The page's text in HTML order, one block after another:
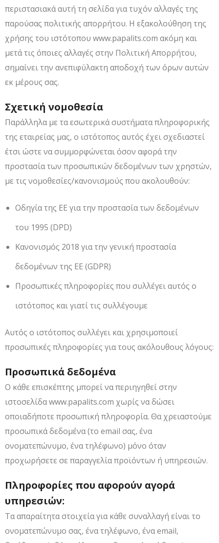
περιστασιακά αυτή τη σελίδα για τυχόν αλλαγές της
παρούσας πολιτικής απορρήτου. Η εξακολούθηση της
χρήσης του ιστότοπου www.papalits.com ακόμη και
μετά τις όποιες αλλαγές στην Πολιτική Απορρήτου,
σημαίνει την ανεπιφύλακτη αποδοχή των όρων αυτών
εκ μέρους σας.
Σχετική νομοθεσία
Παράλληλα με τα εσωτερικά συστήματα πληροφορικής
της εταιρείας μας, ο ιστότοπος αυτός έχει σχεδιαστεί
έτσι ώστε να συμμορφώνεται όσον αφορά την
προστασία των προσωπικών δεδομένων των χρηστών,
με τις νομοθεσίες/κανονισμούς που ακολουθούν:
Οδηγία της ΕΕ για την προστασία των δεδομένων
του 1995 (DPD)
Κανονισμός 2018 για την γενική προστασία
δεδομένων της ΕΕ (GDPR)
Προσωπικές πληροφορίες που συλλέγει αυτός ο
ιστότοπος και γιατί τις συλλέγουμε
Αυτός ο ιστότοπος συλλέγει και χρησιμοποιεί
προσωπικές πληροφορίες για τους ακόλουθους λόγους:
Προσωπικά δεδομένα
Ο κάθε επισκέπτης μπορεί να περιηγηθεί στην
ιστοσελίδα www.papalits.com χωρίς να δώσει
οποιαδήποτε προσωπική πληροφορία. Θα χρειαστούμε
προσωπικά δεδομένα (το email σας, ένα
ονοματεπώνυμο, ένα τηλέφωνο) μόνο όταν
προχωρήσετε σε παραγγελία προϊόντων ή υπηρεσιών.
Πληροφορίες που αφορούν αγορά
υπηρεσιών:
Τα απαραίτητα στοιχεία για κάθε συναλλαγή είναι το
ονοματεπώνυμο σας, ένα τηλέφωνο, ένα email,